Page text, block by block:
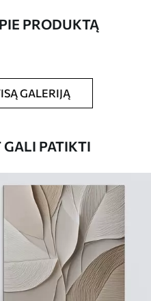
laku.
PRODUKTĄ
GALERIJĄ
GALI PATIKTI